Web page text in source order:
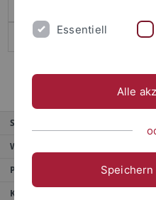
Service
Weitere Angebote
Portale
Kontaktinfo
Essentiell
Alle